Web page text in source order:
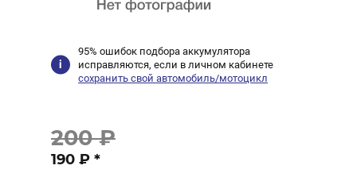
95% ошибок подбора аккумулятора
исправляются, если в личном кабинете
сохранить свой автомобиль/мотоцикл
200 ₽
190 ₽ *